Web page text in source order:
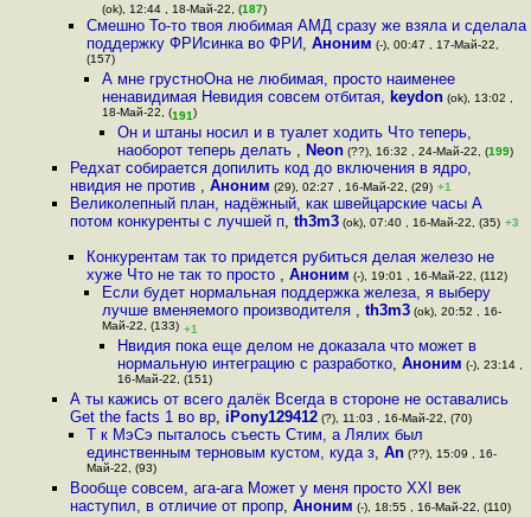
(ok), 12:44 , 18-Май-22, (187)
Смешно То-то твоя любимая АМД сразу же взяла и сделала
поддержку ФРИсинка во ФРИ, Аноним (-), 00:47 , 17-Май-22,
(157)
А мне грустноОна не любимая, просто наименее
ненавидимая Невидия совсем отбитая, keydon(ok), 13:02 ,
18-Май-22, (191)
Он и штаны носил и в туалет ходить Что теперь,
наоборот теперь делать , Neon (??), 16:32 , 24-Май-22, (199)
Редхат собирается допилить код до включения в ядро,
нвидия не против ,Аноним (29), 02:27 , 16-Май-22, (29) +1
Великолепный план, надёжный, как швейцарские часы А
потом конкуренты с лучшей п,th3m3 (ok), 07:40 , 16-Май-22, (35) +3
Конкурентам так то придется рубиться делая железо не
хуже Что не так то просто , Аноним (-), 19:01 , 16-Май-22, (112)
Если будет нормальная поддержка железа, я выберу
лучше вменяемого производителя , th3m3(ok), 20:52 , 16-
Май-22, (133) +1
Нвидия пока еще делом не доказала что может в
нормальную интеграцию с разработко,Аноним (-), 23:14 ,
16-Май-22, (151)
А ты кажись от всего далёк Всегда в стороне не оставались
Get the facts 1 во вр, iPony129412 (?), 11:03 , 16-Май-22, (70)
Т к МэСэ пыталось съесть Стим, а Лялих был
единственным терновым кустом, куда з, An(??), 15:09 , 16-
Май-22, (93)
Вообще совсем, ага-ага Может у меня просто XXI век
наступил, в отличие от пропр,Аноним (-), 18:55 , 16-Май-22, (110)